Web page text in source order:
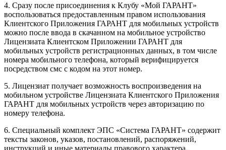
4. Сразу после присоединения к Клубу «Мой ГАРАНТ»
воспользоваться предоставленным правом использования
Клиентского Приложения ГАРАНТ для мобильных устройств
можно после ввода в скачанном на мобильное устройство
Лицензиата Клиентском Приложении ГАРАНТ для
мобильных устройств регистрационных данных, в том числе
номера мобильного телефона, который верифицируется
посредством смс с кодом на этот номер.
5. Лицензиат получает возможность воспроизведения на
мобильном устройстве Лицензиата Клиентского Приложения
ГАРАНТ для мобильных устройств через авторизацию по
номеру телефона.
6. Специальный комплект ЭПС «Система ГАРАНТ» содержит
тексты законов, указов, постановлений, распоряжений,
инструкций и иные материалы правового характера.